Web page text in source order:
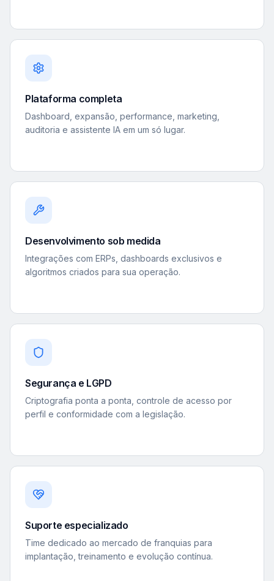
Plataforma completa
Dashboard, expansão, performance, marketing,
auditoria e assistente IA em um só lugar.
Desenvolvimento sob medida
Integrações com ERPs, dashboards exclusivos e
algoritmos criados para sua operação.
Segurança e LGPD
Criptografia ponta a ponta, controle de acesso por
perfil e conformidade com a legislação.
Suporte especializado
Time dedicado ao mercado de franquias para
implantação, treinamento e evolução contínua.